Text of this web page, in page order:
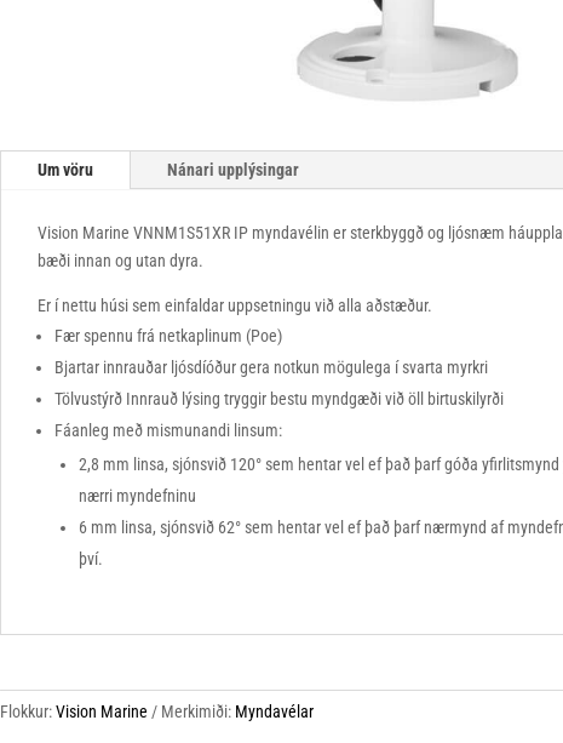
Um vöru Nánari upplýsingar
Vision Marine VNNM1S51XR IP myndavélin er sterkbyggð og ljósnæm
bæði innan og utan dyra.
Er í nettu húsi sem einfaldar uppsetningu við alla aðstæður.
Fær spennu frá netkaplinum (Poe)
Bjartar innrauðar ljósdíóður gera notkun mögulega í svarta myrkri
Tölvustýrð Innrauð lýsing tryggir bestu myndgæði við öll birtuskilyrði
Fáanleg með mismunandi linsum:
2,8 mm linsa, sjónsvið 120° sem hentar vel ef það þarf góða
nærri myndefninu
6 mm linsa, sjónsvið 62° sem hentar vel ef það þarf nærmynd af
því.
Flokkur:Vision Marine Merkimiði: Myndavélar